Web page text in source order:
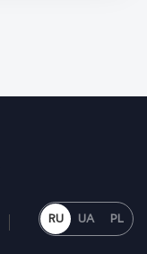
RU UA PL